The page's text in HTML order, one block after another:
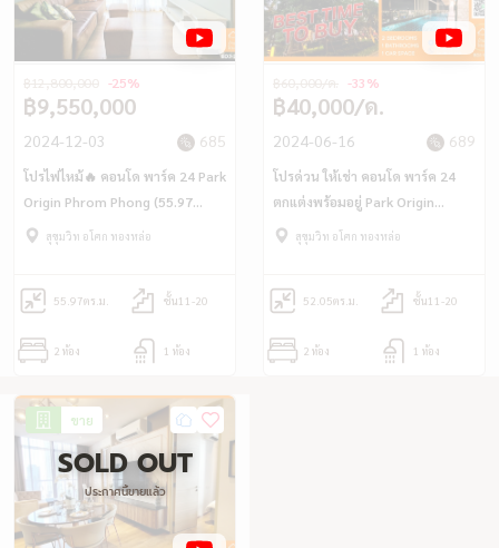
฿9,550,000
-25%
2024-12-03 685
โปรไฟไหม้🔥 คอนโด พาร์ค 24 Park
Origin Phrom Phong (55.97
ตร.ม.) ใกล้ BTS พร้อมพงษ์
สุขุมวิท อโศก ทองหล่อ
55.97ตร.ม. ชั้น11-20
2 ห้อง 1 ห้อง
฿40,000/ด.
-33%
2024-06-16 689
โปรด่วน ให้เช่า คอนโด พาร์ค 24
ตกแต่งพร้อมอยู่ Park Origin
Phrom Phong (52.05 ตร.ม.) แต่ง
สุขุมวิท อโศก ทองหล่อ
52.05ตร.ม. ชั้น11-20
2 ห้อง 1 ห้อง
ขาย
SOLD OUT
ประกาศนี้ขายแล้ว